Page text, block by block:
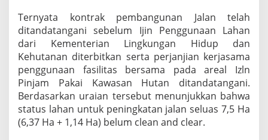
Ternyata kontrak pembangunan Jalan telah
ditandatangani sebelum Ijin Penggunaan Lahan
dari Kementerian Lingkungan Hidup dan
Kehutanan diterbitkan serta perjanjian kerjasama
penggunaan fasilitas bersama pada areal Izln
Pinjam Pakai Kawasan Hutan ditandatangani.
Berdasarkan uraian tersebut menunjukkan bahwa
status lahan untuk peningkatan jalan seluas 7,5 Ha
(6,37 Ha + 1,14 Ha) belum clean and clear.